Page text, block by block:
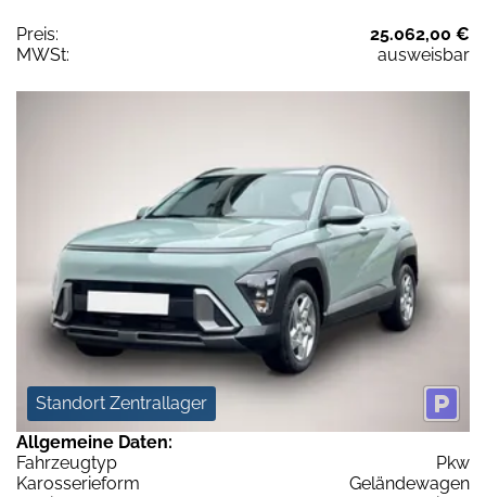
Preis:
25.062,00 €
MWSt:
ausweisbar
Standort Zentrallager
Allgemeine Daten:
Fahrzeugtyp
Pkw
Karosserieform
Geländewagen